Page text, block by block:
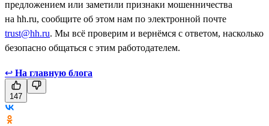
предложением или заметили признаки мошенничества
на hh.ru, сообщите об этом нам по электронной почте
trust@hh.ru. Мы всё проверим и вернёмся с ответом, насколько
безопасно общаться с этим работодателем.
↩ На главную блога
147